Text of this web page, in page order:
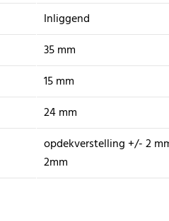
Inliggend
35 mm
15 mm
24 mm
opdekverstelling +/- 2
2mm